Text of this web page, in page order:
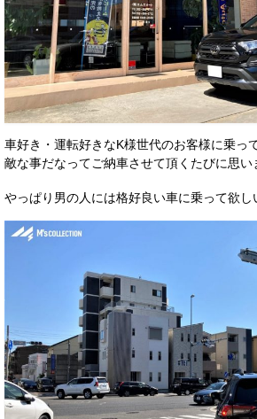
車好き・運転好きなK様世代のお客様に乗っ
敵な事だなってご納車させて頂くたびに思い
やっぱり男の人には格好良い車に乗って欲